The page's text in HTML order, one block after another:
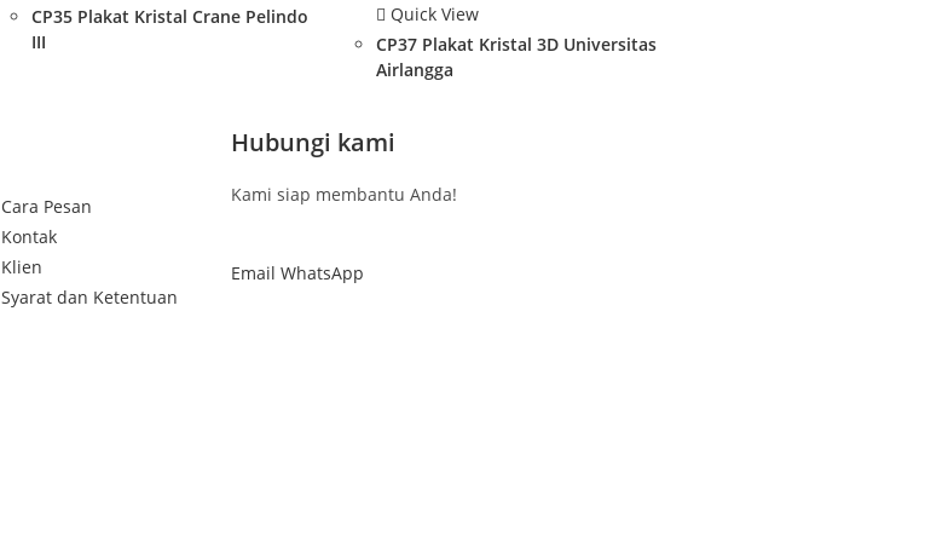
CP35 Plakat Kristal Crane Pelindo
III
Quick View
CP37 Plakat Kristal 3D Universitas
Airlangga
Cara Pesan
Kontak
Klien
Syarat dan Ketentuan
Hubungi kami
Kami siap membantu Anda!
Email WhatsApp